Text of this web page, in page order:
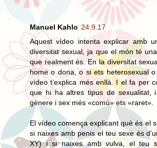
Manuel Kahlo 24.9.17
Aquest vídeo intenta explicar amb
diversitat sexual, ja que el món té
que realment és. En la diversitat
home o dona, o si ets heterosexual
vídeo t’explica més enllà. I el fa per
que hi ha altres tipus de sexualitat,
gènere i sex més «comú» ets «raret».
El vídeo comença explicant què és el
si naixes amb penis el teu sexe és
XY) i si naixes amb vulva, el teu